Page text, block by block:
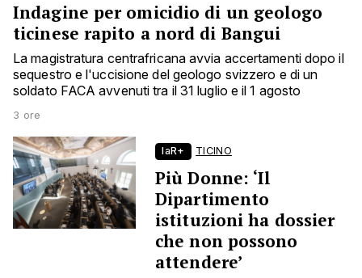
Indagine per omicidio di un geologo
ticinese rapito a nord di Bangui
La magistratura centrafricana avvia accertamenti dopo il
sequestro e l'uccisione del geologo svizzero e di un
soldato FACA avvenuti tra il 31 luglio e il 1 agosto
3 ore
laR+ TICINO
Più Donne: ‘Il
Dipartimento
istituzioni ha dossier
che non possono
attendere’